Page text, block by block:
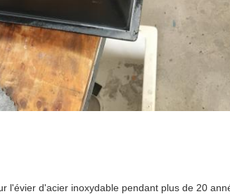
l'évier d'acier inoxydable pendant plus de 20